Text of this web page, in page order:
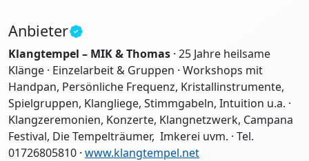
Anbieter
Klangtempel – MIK & Thomas · 25 Jahre heilsame
Klänge · Einzelarbeit & Gruppen · Workshops mit
Handpan, Persönliche Frequenz, Kristallinstrumente,
Spielgruppen, Klangliege, Stimmgabeln, Intuition u.a. ·
Klangzeremonien, Konzerte, Klangnetzwerk, Campana
Festival, Die Tempelträumer, Imkerei uvm. · Tel.
01726805810 · www.klangtempel.net